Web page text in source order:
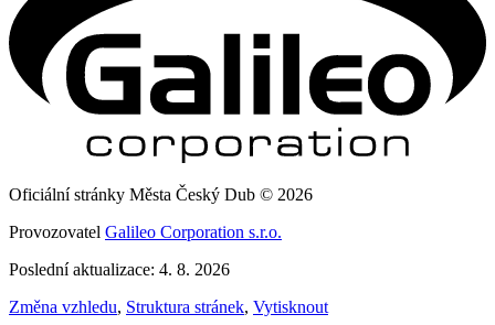
Oficiální stránky Města Český Dub © 2026
Provozovatel Galileo Corporation s.r.o.
Poslední aktualizace: 4. 8. 2026
Změna vzhledu, Struktura stránek, Vytisknout